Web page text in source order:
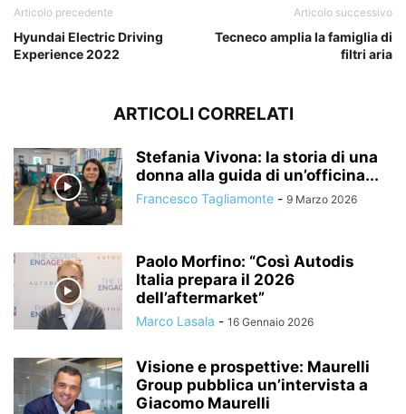
Articolo precedente
Hyundai Electric Driving
Experience 2022
Articolo successivo
Tecneco amplia la famiglia di
filtri aria
ARTICOLI CORRELATI
Stefania Vivona: la storia di una
donna alla guida di un’officina...
Francesco Tagliamonte - 9 Marzo 2026
Paolo Morfino: “Così Autodis
Italia prepara il 2026
dell’aftermarket”
Marco Lasala - 16 Gennaio 2026
Visione e prospettive: Maurelli
Group pubblica un’intervista a
Giacomo Maurelli